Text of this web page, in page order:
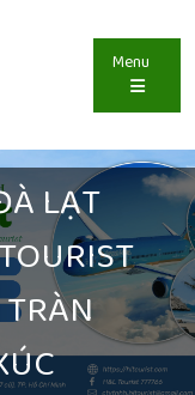
Menu
LẠT